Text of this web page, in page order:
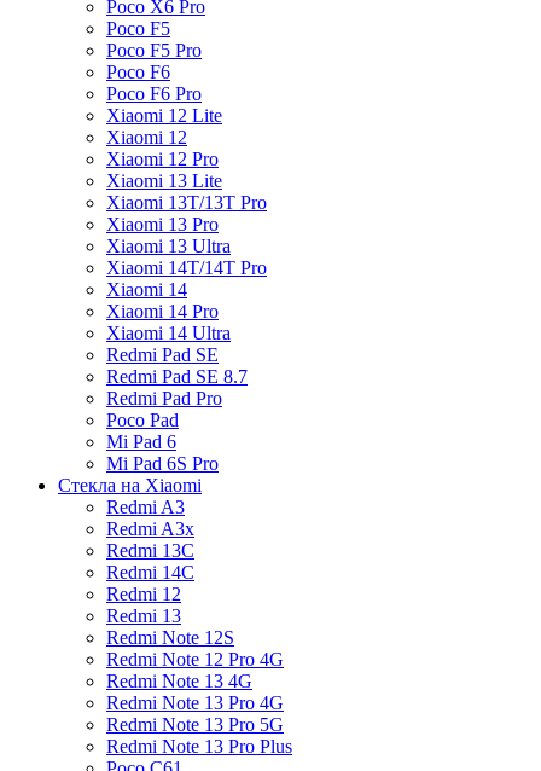
Poco X6 Pro
Poco F5
Poco F5 Pro
Poco F6
Poco F6 Pro
Xiaomi 12 Lite
Xiaomi 12
Xiaomi 12 Pro
Xiaomi 13 Lite
Xiaomi 13T/13T Pro
Xiaomi 13 Pro
Xiaomi 13 Ultra
Xiaomi 14T/14T Pro
Xiaomi 14
Xiaomi 14 Pro
Xiaomi 14 Ultra
Redmi Pad SE
Redmi Pad SE 8.7
Redmi Pad Pro
Poco Pad
Mi Pad 6
Mi Pad 6S Pro
Стекла на Xiaomi
Redmi A3
Redmi A3x
Redmi 13C
Redmi 14C
Redmi 12
Redmi 13
Redmi Note 12S
Redmi Note 12 Pro 4G
Redmi Note 13 4G
Redmi Note 13 Pro 4G
Redmi Note 13 Pro 5G
Redmi Note 13 Pro Plus